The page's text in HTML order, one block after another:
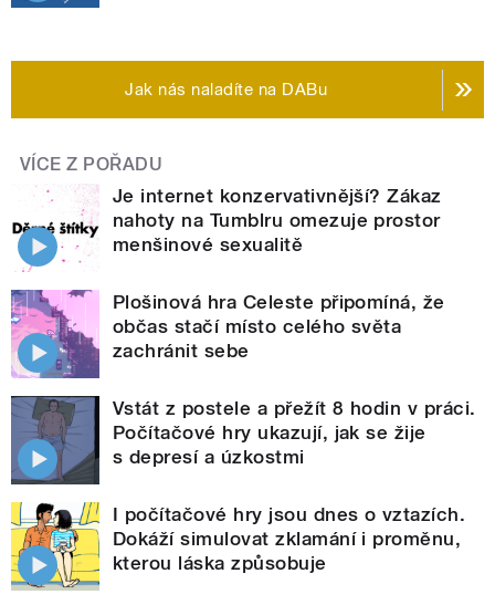
Jak nás naladíte na DABu
VÍCE Z POŘADU
Je internet konzervativnější? Zákaz
nahoty na Tumblru omezuje prostor
menšinové sexualitě
Plošinová hra Celeste připomíná, že
občas stačí místo celého světa
zachránit sebe
Vstát z postele a přežít 8 hodin v práci.
Počítačové hry ukazují, jak se žije
s depresí a úzkostmi
I počítačové hry jsou dnes o vztazích.
Dokáží simulovat zklamání i proměnu,
kterou láska způsobuje